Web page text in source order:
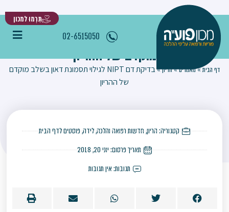
תִּרְמוּ למכון
02-6515050
בדיקת דם NIPT לגילוי תסמונת דאון בשלב
מוקדם של ההריון
דף הבית»מאמרים»הריון»
בדיקת דם NIPT לגילוי תסמונת דאון בשלב מוקדם
של ההריון
קטגוריה:הריון,חדשות רפואה והלכה,לידה,פוסטים לדף הבית
תאריך פרסום:יוני 20, 2018
תגובות: אין תגובות